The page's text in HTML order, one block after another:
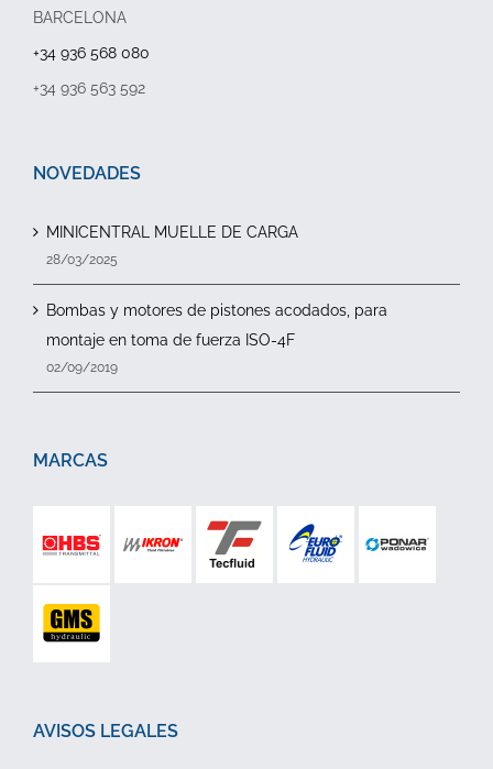
BARCELONA
+34 936 568 080
+34 936 563 592
NOVEDADES
MINICENTRAL MUELLE DE CARGA
28/03/2025
Bombas y motores de pistones acodados, para
montaje en toma de fuerza ISO-4F
02/09/2019
MARCAS
AVISOS LEGALES